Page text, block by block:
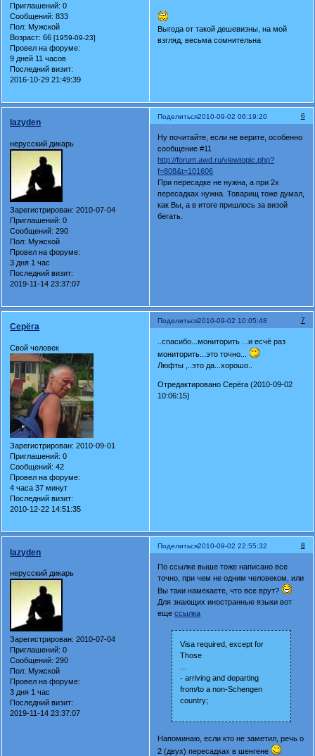
Приглашений: 0
Сообщений: 833
Пол: Мужской
Возраст: 66[1959-09-23]
Провел на форуме:
9 дней 11 часов
Последний визит:
2016-10-29 21:49:39
Выгода от такой дешевизны, на мой
взгляд, весьма сомнительна
Поделиться 6
2010-09-02 06:19:20
lazyden
нерусский дикарь
Зарегистрирован: 2010-07-04
Приглашений: 0
Сообщений: 290
Пол: Мужской
Провел на форуме:
3 дня 1 час
Последний визит:
2019-11-14 23:37:07
Ну почитайте, если не верите, особенно
сообщение #11
http://forum.awd.ru/viewtopic.php?
f=808&t=101606
При пересадке не нужна, а при 2х
пересадках нужна. Товарищ тоже думал,
как Вы, а в итоге пришлось за визой
бегать.
Поделиться 7
2010-09-02 10:05:48
Серёга
Свой человек
Зарегистрирован: 2010-09-01
Приглашений: 0
Сообщений: 42
Провел на форуме:
4 часа 37 минут
Последний визит:
2010-12-22 14:51:35
..спасибо...мониторить ...и есчё раз
мониторить...это точно...
Люфты ,..это да...хорошо..
Отредактировано Серёга (2010-09-02
10:06:15)
Поделиться 8
2010-09-02 22:55:32
lazyden
нерусский дикарь
Зарегистрирован: 2010-07-04
Приглашений: 0
Сообщений: 290
Пол: Мужской
Провел на форуме:
3 дня 1 час
Последний визит:
2019-11-14 23:37:07
По ссылке выше тоже написано все
точно, при чем не одним человеком, или
Вы таки намекаете, что все врут?
Для знающих иностранные языки вот
ещессылка
Visa required, except for
Those
- arriving and departing
from/to a non-Schengen
country;
Напоминаю, если кто не заметил, речь о
2 (двух) пересадках в шенгене